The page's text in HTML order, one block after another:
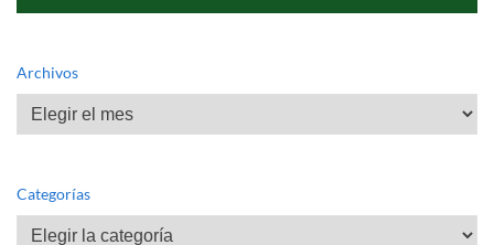
Archivos
Archivos
Categorías
Categorías